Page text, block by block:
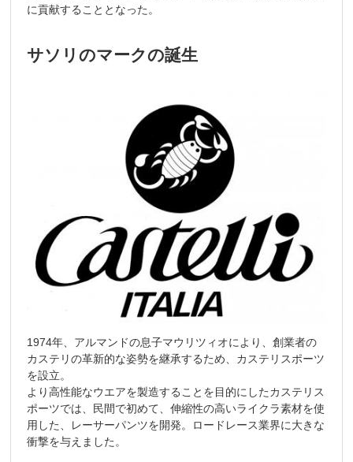
に貢献することとなった。
サソリのマークの誕生
1974年、アルマンドの息子マウリツィオにより、創業者の
カステリの革新的な姿勢を継承するため、カステリスポーツ
を設立。
より高性能なウエアを製造することを目的にしたカステリス
ポーツでは、民間で初めて、伸縮性の高いライクラ素材を使
用した、レーサーパンツを開発。ロードレース業界に大きな
衝撃を与えました。